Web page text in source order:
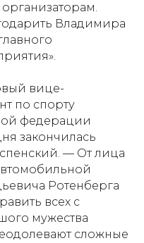
Владимира
вице-
по спорту
федерации
закончилась
— От лица
Ротенберга
всех с
мужества
сложные